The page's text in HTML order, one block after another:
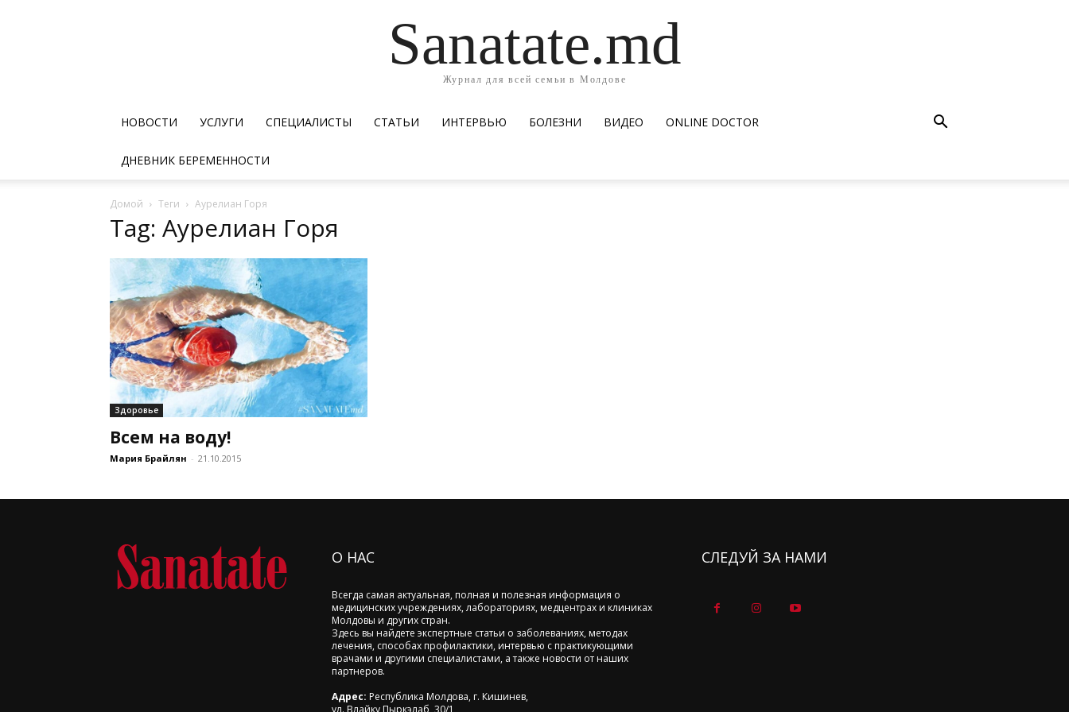
Sanatate.md
Журнал для всей семьи в Молдове
НОВОСТИ УСЛУГИ СПЕЦИАЛИСТЫ СТАТЬИ ИНТЕРВЬЮ БОЛЕЗНИ ВИДЕО ОNLINE DOCTOR
ДНЕВНИК БЕРЕМЕННОСТИ
Домой Теги Аурелиан Горя
Tag: Аурелиан Горя
Здоровье
Всем на воду!
Мария Брайлян - 21.10.2015
О НАС
Всегда самая актуальная, полная и полезная информация о
медицинских учреждениях, лабораториях, медцентрах и клиниках
Молдовы и других стран.
Здесь вы найдете экспертные статьи о заболеваниях, методах
лечения, способах профилактики, интервью с практикующими
врачами и другими специалистами, а также новости от наших
партнеров.
Адрес: Республика Молдова, г. Кишинев,
ул. Влайку Пыркэлаб, 30/1
СЛЕДУЙ ЗА НАМИ